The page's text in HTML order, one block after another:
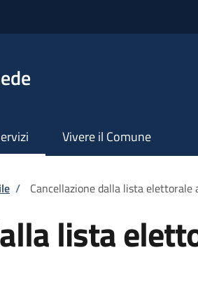
Vivere il Comune
/ Cancellazione dalla lista elettorale
lista